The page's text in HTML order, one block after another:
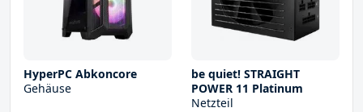
HyperPC Abkoncore
Gehäuse
be quiet! STRAIGHT
POWER 11 Platinum
Netzteil